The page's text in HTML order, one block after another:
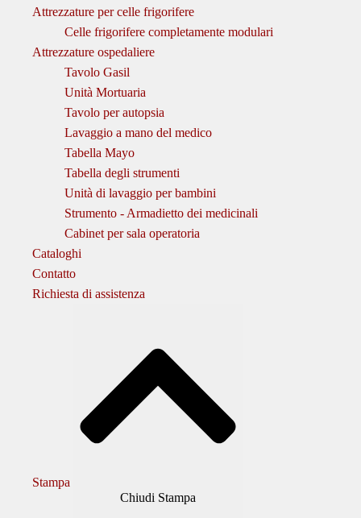
Attrezzature per celle frigorifere
Celle frigorifere completamente modulari
Attrezzature ospedaliere
Tavolo Gasil
Unità Mortuaria
Tavolo per autopsia
Lavaggio a mano del medico
Tabella Mayo
Tabella degli strumenti
Unità di lavaggio per bambini
Strumento - Armadietto dei medicinali
Cabinet per sala operatoria
Cataloghi
Contatto
Richiesta di assistenza
Stampa
Chiudi Stampa